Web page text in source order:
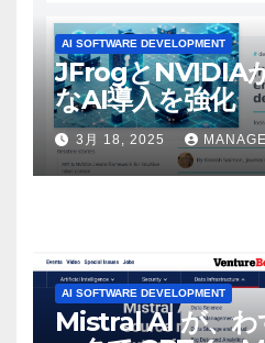
AI SOFTWARE DEVELOPMENT
JFrogとNVIDIA
なAI導入を強化
3月 18, 2025
AI SOFTWARE DEVELOPMENT
Mistral AI が、わ